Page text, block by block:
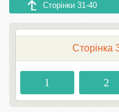
Сторінки 31-40
Сторінка
1 2